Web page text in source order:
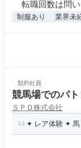
転職回数は問い
制服あり 業界未
契約社員
競馬場でのパ
ＳＰＤ株式会社
✦ レア体験 ✦ 馬